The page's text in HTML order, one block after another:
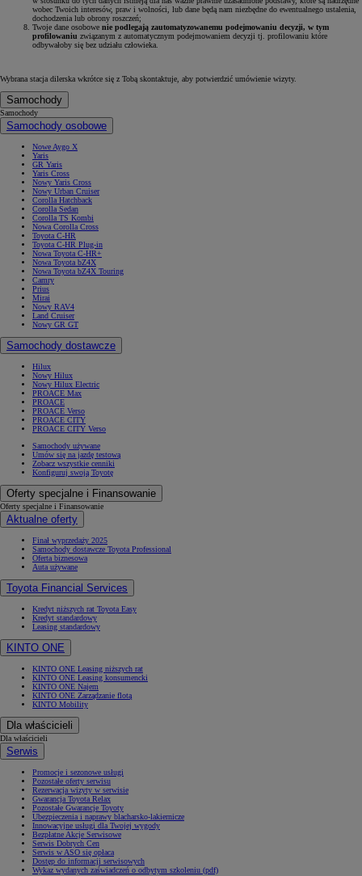
wobec Twoich interesów, praw i wolności, lub dane będą nam niezbędne do ewentualnego ustalenia,
dochodzenia lub obrony roszczeń;
Twoje dane osobowe nie podlegają zautomatyzowanemu podejmowaniu decyzji, w tym
profilowaniu związanym z automatycznym podejmowaniem decyzji tj. profilowaniu które
odbywałoby się bez udziału człowieka.
Wybrana stacja dilerska wkrótce się z Tobą skontaktuje, aby potwierdzić umówienie wizyty.
Samochody
Samochody
Samochody osobowe
Nowe Aygo X
Yaris
GR Yaris
Yaris Cross
Nowy Yaris Cross
Nowy Urban Cruiser
Corolla Hatchback
Corolla Sedan
Corolla TS Kombi
Nowa Corolla Cross
Toyota C-HR
Toyota C-HR Plug-in
Nowa Toyota C-HR+
Nowa Toyota bZ4X
Nowa Toyota bZ4X Touring
Camry
Prius
Mirai
Nowy RAV4
Land Cruiser
Nowy GR GT
Samochody dostawcze
Hilux
Nowy Hilux
Nowy Hilux Electric
PROACE Max
PROACE
PROACE Verso
PROACE CITY
PROACE CITY Verso
Samochody używane
Umów się na jazdę testową
Zobacz wszystkie cenniki
Konfiguruj swoją Toyotę
Oferty specjalne i Finansowanie
Oferty specjalne i Finansowanie
Aktualne oferty
Finał wyprzedaży 2025
Samochody dostawcze Toyota Professional
Oferta biznesowa
Auta używane
Toyota Financial Services
Kredyt niższych rat Toyota Easy
Kredyt standardowy
Leasing standardowy
KINTO ONE
KINTO ONE Leasing niższych rat
KINTO ONE Leasing konsumencki
KINTO ONE Najem
KINTO ONE Zarządzanie flotą
KINTO Mobility
Dla właścicieli
Dla właścicieli
Serwis
Promocje i sezonowe usługi
Pozostałe oferty serwisu
Rezerwacja wizyty w serwisie
Gwarancja Toyota Relax
Pozostałe Gwarancje Toyoty
Ubezpieczenia i naprawy blacharsko-lakiernicze
Innowacyjne usługi dla Twojej wygody
Bezpłatne Akcje Serwisowe
Serwis Dobrych Cen
Serwis w ASO się opłaca
Dostęp do informacji serwisowych
Wykaz wydanych zaświadczeń o odbytym szkoleniu (pdf)